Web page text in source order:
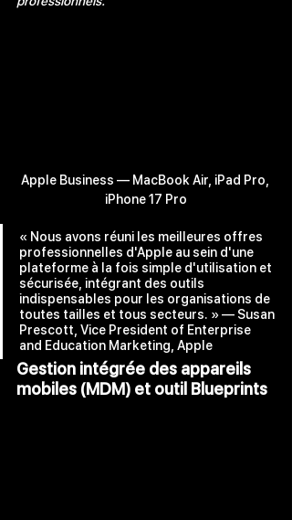
Apple Business — MacBook Air, iPad Pro,
iPhone 17 Pro
« Nous avons réuni les meilleures offres
professionnelles d'Apple au sein d'une
plateforme à la fois simple d'utilisation et
sécurisée, intégrant des outils
indispensables pour les organisations de
toutes tailles et tous secteurs. » — Susan
Prescott, Vice President of Enterprise
and Education Marketing, Apple
Gestion intégrée des appareils
mobiles (MDM) et outil Blueprints